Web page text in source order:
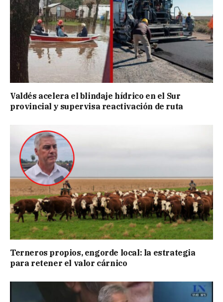
Valdés acelera el blindaje hídrico en el Sur
provincial y supervisa reactivación de ruta
Terneros propios, engorde local: la estrategia
para retener el valor cárnico